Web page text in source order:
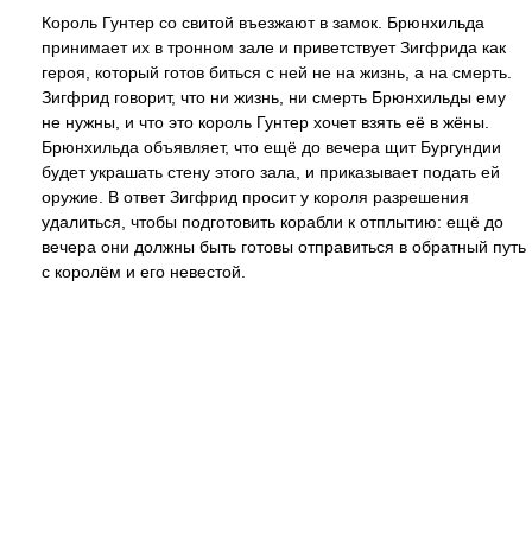
Король Гунтер со свитой въезжают в замок. Брюнхильда
принимает их в тронном зале и приветствует Зигфрида как
героя, который готов биться с ней не на жизнь, а на смерть.
Зигфрид говорит, что ни жизнь, ни смерть Брюнхильды ему
не нужны, и что это король Гунтер хочет взять её в жёны.
Брюнхильда объявляет, что ещё до вечера щит Бургундии
будет украшать стену этого зала, и приказывает подать ей
оружие. В ответ Зигфрид просит у короля разрешения
удалиться, чтобы подготовить корабли к отплытию: ещё до
вечера они должны быть готовы отправиться в обратный путь
с королём и его невестой.